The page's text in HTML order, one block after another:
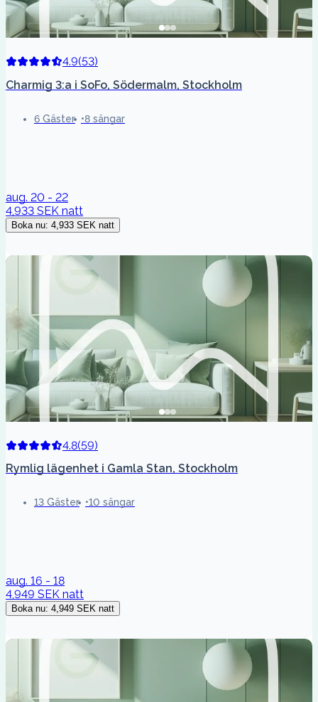
4.9(53)
Charmig 3:a i SoFo, Södermalm, Stockholm
6 Gäster 8 sängar
aug. 20 - 22
4,933 SEK natt
Boka nu: 4,933 SEK natt
4.8(59)
Rymlig lägenhet i Gamla Stan, Stockholm
13 Gäster 10 sängar
aug. 16 - 18
4,949 SEK natt
Boka nu: 4,949 SEK natt